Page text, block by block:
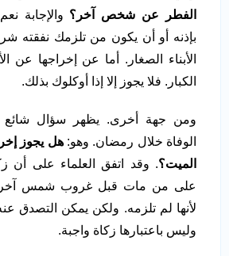
الفطر عن شخص آخر؟ والإجابة
بإذنه أو أن يكون من تلزمك نفقته
الأبناء الصغار. أما عن إخراجها عن
الكبار. فلا يجوز إلا إذا أوكلوك بذلك.
ومن جهة أخرى. يظهر سؤال
الوفاة خلال رمضان. وهو:هل يجوز
الميت؟. وقد اتفق العلماء على أن
على من مات قبل غروب شمس
لأنها لم تلزمه. ولكن يمكن التصدق عنه
وليس باعتبارها زكاة واجبة.